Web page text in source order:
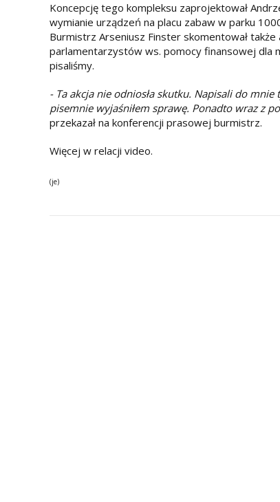
Koncepcję tego kompleksu zaprojektował
wymianie urządzeń na placu zabaw w parku
Burmistrz Arseniusz Finster skomentował także
parlamentarzystów ws. pomocy finansowej dla
pisaliśmy.
- Ta akcja nie odniosła skutku. Napisali do
pisemnie wyjaśniłem sprawę. Ponadto wraz z
przekazał na konferencji prasowej burmistrz.
Więcej w relacji video.
(je)